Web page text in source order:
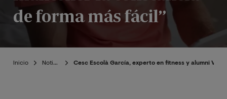
de forma más fácil”
Inicio Noticias Cesc Escolà García, experto en fitness y alumni